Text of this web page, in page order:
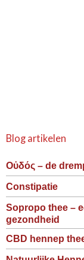
Blog artikelen
Οὐδός – de
Constipatie
Sopropo thee –
gezondheid
CBD hennep